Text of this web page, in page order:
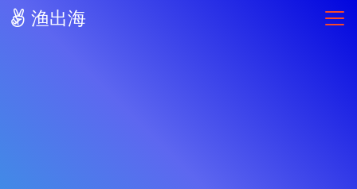
渔出海